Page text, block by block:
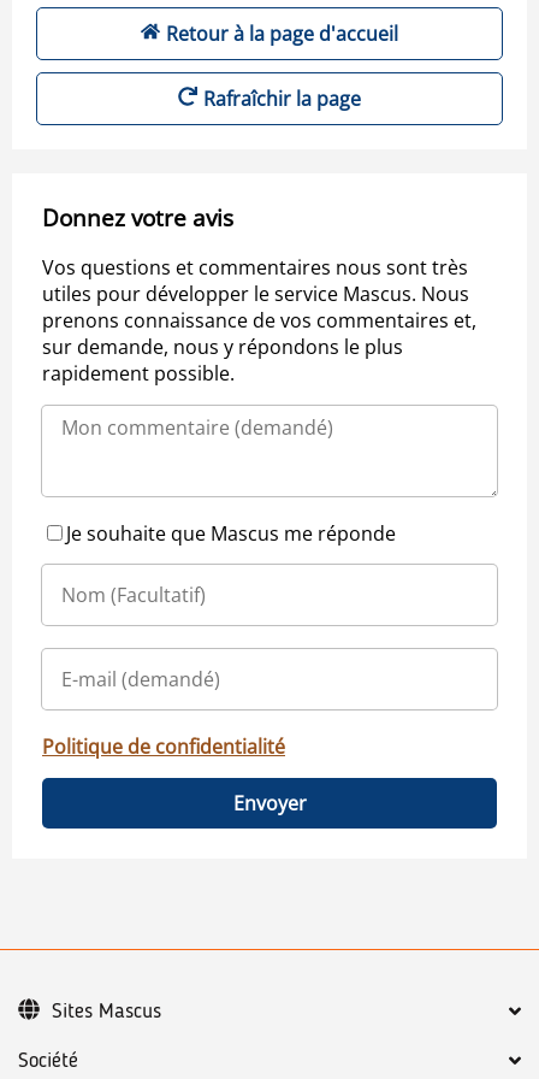
Retour à la page d'accueil
Rafraîchir la page
Donnez votre avis
Vos questions et commentaires nous sont très
utiles pour développer le service Mascus. Nous
prenons connaissance de vos commentaires et,
sur demande, nous y répondons le plus
rapidement possible.
Je souhaite que Mascus me réponde
Politique de confidentialité
Envoyer
Société
Sites Mascus